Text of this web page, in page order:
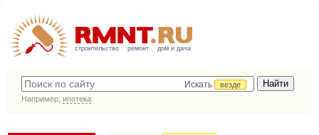
строительство ремонт дом и дача
Искать
везде
Например, ипотека